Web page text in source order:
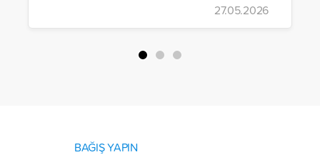
yürütülen son projeyle Suriye’nin Şam,
Halep, Hama, Humus ve İdlib
bölgelerinde zor şartlarda yaşayan
27.05.2026
BAĞIŞ YAPIN